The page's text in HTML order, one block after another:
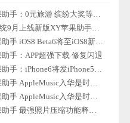
XY苹果助手：0元旅游 缤纷大奖等你拿
iOS8系统9月上线新版XY苹果助手不闪退
XY苹果助手 iOS8 Beta6将至iOS8新功能
手：APP超强下载 修复闪退
XY苹果助手：iPhone6将发iPhone5s入手
XY苹果助手 AppleMusic入华是时间问题
XY苹果助手 AppleMusic入华是时间问题
XY苹果助手 最强照片压缩功能释放空间